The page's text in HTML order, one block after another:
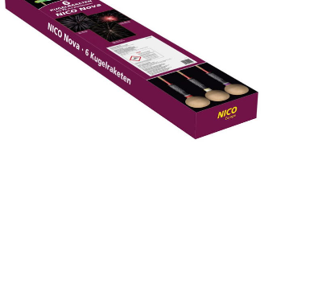
Hochzeit, Geburtstag, Party
Alle anzeigen
Feuerschriften
Indoor-Fontänen
Herz- und Konfetti-Shooter
Wunderkerzen, Fackeln